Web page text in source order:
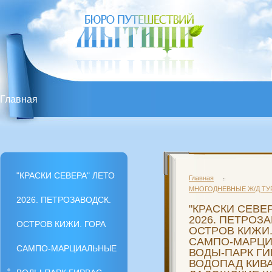
Главная
ВОДОПАД КИВАЧ - ЛАДОЖСКИЕ ШХЕРЫ (БУДРНИ)
"КРАСКИ СЕВЕРА" ЛЕТО 2026. ПЕТРОЗАВОДСК.
ВОДОПАД КИВАЧ - ЛАДОЖСКИЕ ШХЕРЫ (БУДРНИ)
Главная
МНОГОДНЕВНЫЕ Ж/Д
"КРАСКИ
2026.
ОСТРОВ
САМПО-
ВОДЫ-ПАРК
ВОДОПАД
"КРАСКИ СЕВЕРА" ЛЕТО
2026. ПЕТРОЗАВОДСК.
ОСТРОВ КИЖИ. ГОРА
САМПО-МАРЦИАЛЬНЫЕ